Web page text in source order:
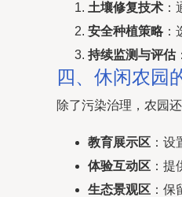
土壤修复技术
安全种植策略
持续监测与评估
四、休闲农园
除了污染治理，农园
教育展示区 ：
体验互动区 ：
生态景观区 ：